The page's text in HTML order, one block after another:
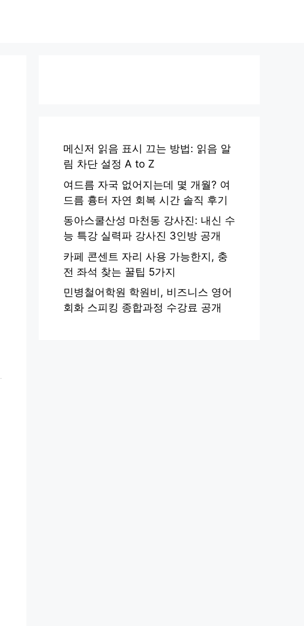
메신저 읽음 표시 끄는 방법: 읽음 알
림 차단 설정 A to Z
여드름 자국 없어지는데 몇 개월? 여
드름 흉터 자연 회복 시간 솔직 후기
동아스쿨산성 마천동 강사진: 내신 수
능 특강 실력파 강사진 3인방 공개
카페 콘센트 자리 사용 가능한지, 충
전 좌석 찾는 꿀팁 5가지
민병철어학원 학원비, 비즈니스 영어
회화 스피킹 종합과정 수강료 공개